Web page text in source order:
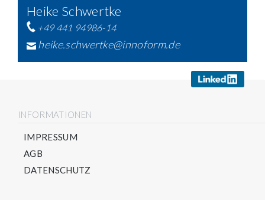
Heike Schwertke
+49 441 94986-14
heike.schwertke@innoform.de
INFORMATIONEN
IMPRESSUM
AGB
DATENSCHUTZ